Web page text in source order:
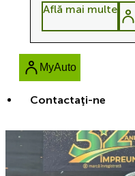
Contactaţi-ne
Află mai multe
MyAuto